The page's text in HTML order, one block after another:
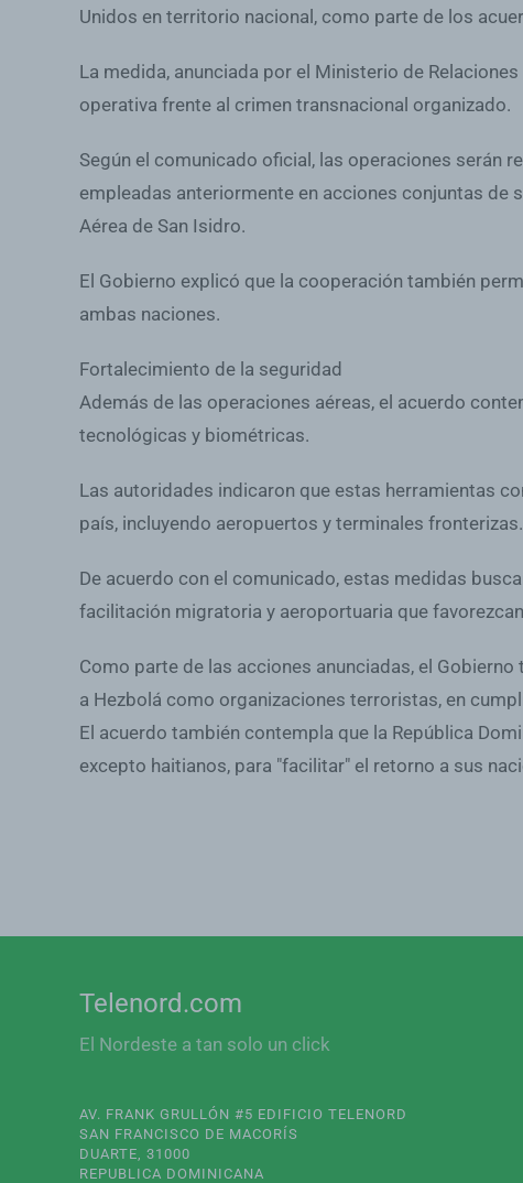
Unidos en territorio nacional, como parte de los
La medida, anunciada por el Ministerio de
operativa frente al crimen transnacional organizado.
Según el comunicado oficial, las operaciones serán
empleadas anteriormente en acciones conjuntas de
Aérea de San Isidro.
El Gobierno explicó que la cooperación también
ambas naciones.
Fortalecimiento de la seguridad
Además de las operaciones aéreas, el acuerdo
tecnológicas y biométricas.
Las autoridades indicaron que estas herramientas
país, incluyendo aeropuertos y terminales fronterizas.
De acuerdo con el comunicado, estas medidas
facilitación migratoria y aeroportuaria que
Como parte de las acciones anunciadas, el
a Hezbolá como organizaciones terroristas, en
El acuerdo también contempla que la República
excepto haitianos, para "facilitar" el retorno a sus
Telenord.com
El Nordeste a tan solo un click
AV. FRANK GRULLÓN #5 EDIFICIO TELENORD
SAN FRANCISCO DE MACORÍS
DUARTE, 31000
REPUBLICA DOMINICANA